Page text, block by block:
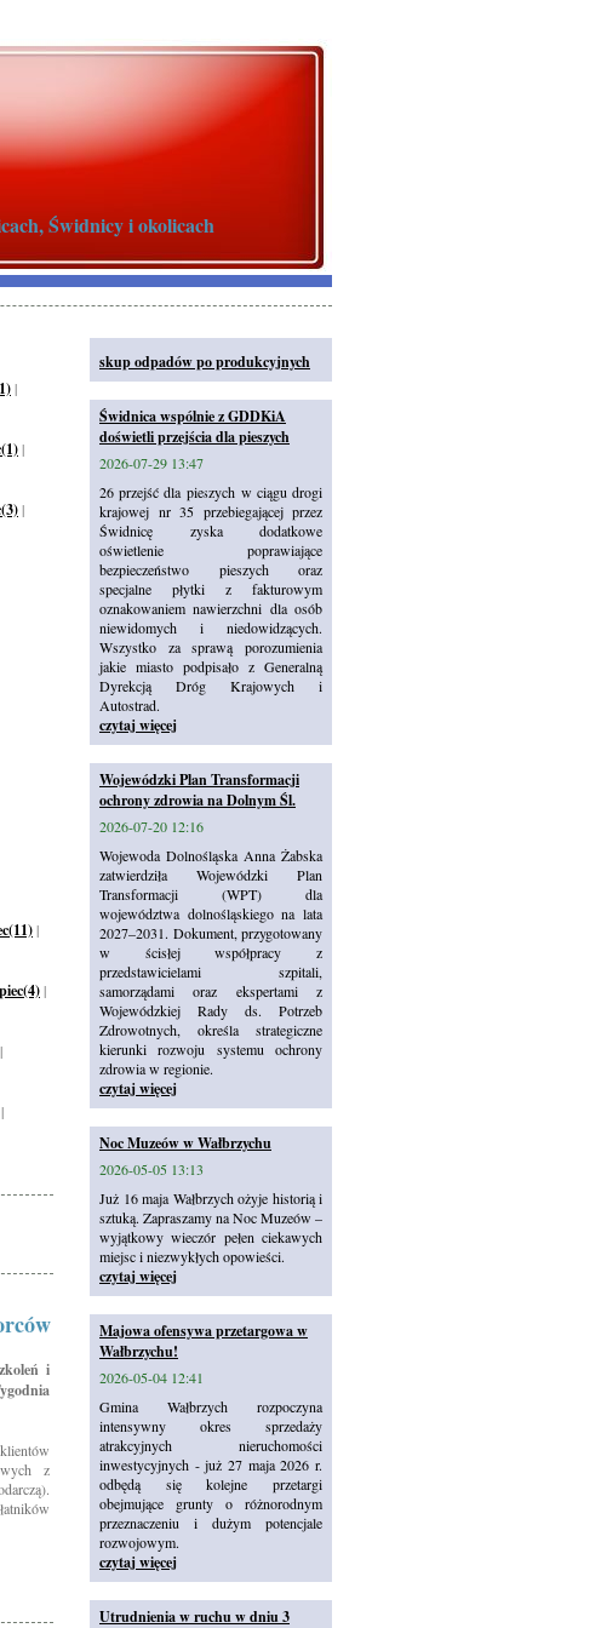
Świdnicy i okolicach
|
|
|
|
|
|
|
i
z
skup odpadów po produkcyjnych
Świdnica wspólnie z GDDKiA
doświetli przejścia dla pieszych
2026-07-29 13:47
26 przejść dla pieszych w ciągu drogi
krajowej nr 35 przebiegającej przez
Świdnicę zyska dodatkowe
oświetlenie poprawiające
bezpieczeństwo pieszych oraz
specjalne płytki z fakturowym
oznakowaniem nawierzchni dla osób
niewidomych i niedowidzących.
Wszystko za sprawą porozumienia
jakie miasto podpisało z Generalną
Dyrekcją Dróg Krajowych i
Autostrad.
czytaj więcej
Wojewódzki Plan Transformacji
ochrony zdrowia na Dolnym Śl.
2026-07-20 12:16
Wojewoda Dolnośląska Anna Żabska
zatwierdziła Wojewódzki Plan
Transformacji (WPT) dla
województwa dolnośląskiego na lata
2027–2031. Dokument, przygotowany
w ścisłej współpracy z
przedstawicielami szpitali,
samorządami oraz ekspertami z
Wojewódzkiej Rady ds. Potrzeb
Zdrowotnych, określa strategiczne
kierunki rozwoju systemu ochrony
zdrowia w regionie.
czytaj więcej
Noc Muzeów w Wałbrzychu
2026-05-05 13:13
Już 16 maja Wałbrzych ożyje historią i
sztuką. Zapraszamy na Noc Muzeów –
wyjątkowy wieczór pełen ciekawych
miejsc i niezwykłych opowieści.
czytaj więcej
Majowa ofensywa przetargowa w
Wałbrzychu!
2026-05-04 12:41
Gmina Wałbrzych rozpoczyna
intensywny okres sprzedaży
atrakcyjnych nieruchomości
inwestycyjnych - już 27 maja 2026 r.
odbędą się kolejne przetargi
obejmujące grunty o różnorodnym
przeznaczeniu i dużym potencjale
rozwojowym.
czytaj więcej
Utrudnienia w ruchu w dniu 3